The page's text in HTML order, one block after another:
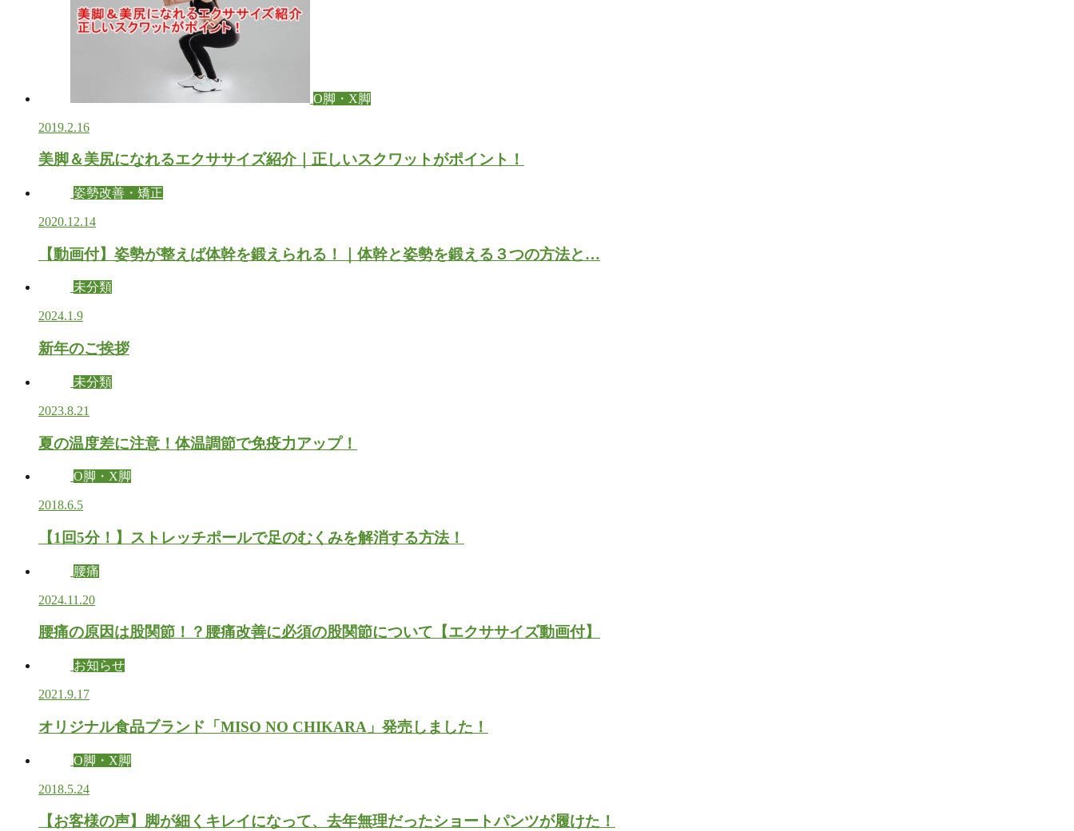
O脚・X脚
2019.2.16
美脚＆美尻になれるエクササイズ紹介｜正しいスクワットがポイント！
姿勢改善・矯正
2020.12.14
【動画付】姿勢が整えば体幹を鍛えられる！｜体幹と姿勢を鍛える３つの方法と…
未分類
2024.1.9
新年のご挨拶
未分類
2023.8.21
夏の温度差に注意！体温調節で免疫力アップ！
O脚・X脚
2018.6.5
【1回5分！】ストレッチポールで足のむくみを解消する方法！
腰痛
2024.11.20
腰痛の原因は股関節！？腰痛改善に必須の股関節について【エクササイズ動画付】
お知らせ
2021.9.17
オリジナル食品ブランド「MISO NO CHIKARA」発売しました！
O脚・X脚
2018.5.24
【お客様の声】脚が細くキレイになって、去年無理だったショートパンツが履けた！